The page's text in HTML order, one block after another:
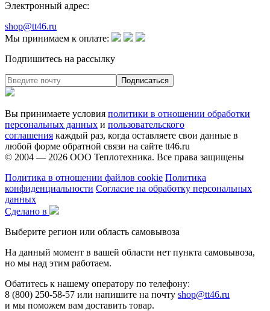
Электронный адрес:
shop@tt46.ru
Мы принимаем к оплате:
Подпишитесь на рассылку
Вы принимаете условия политики в отношении обработки
персональных данных и пользовательского
соглашения каждый раз, когда оставляете свои данные в
любой форме обратной связи на сайте tt46.ru
© 2004 — 2026 ООО Теплотехника. Все права защищены
Политика в отношении файлов cookie Политика
конфиденциальности Согласие на обработку персональных
данных
Сделано в
Выберите регион или область самовывоза
На данный момент в вашей области нет пункта самовывоза,
но мы над этим работаем.
Обатитесь к нашему оператору по телефону:
8 (800) 250-58-57 или напишите на почту shop@tt46.ru
и мы поможем вам доставить товар.